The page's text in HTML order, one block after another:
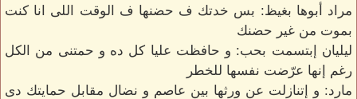
مراد أبوها بغيظ: بس خدتك ف حضنها ف الوقت اللى انا كنت
بموت من غير حضنك
ليليان إبتسمت بحب: و حافظت عليا كل ده و حمتنى من الكل
رغم إنها عرّضت نفسها للخطر
مارد: و إتنازلت عن ورثها بين عاصم و نضال مقابل حمايتك دى